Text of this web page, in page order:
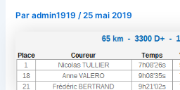
Paradmin1919/25 mai 2019